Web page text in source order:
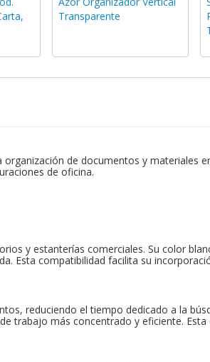
Transparente
de documentos y materiales
de oficina.
y estanterías comerciales. Su color
Esta compatibilidad facilita su
reduciendo el tiempo dedicado a la
trabajo más concentrado y eficiente.